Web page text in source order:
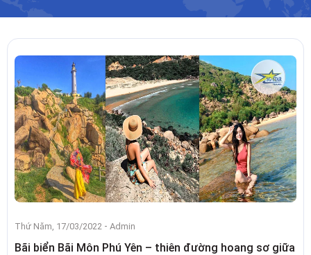
Thứ Năm, 17/03/2022 - Admin
Bãi biển Bãi Môn Phú Yên – thiên đường hoang sơ giữa